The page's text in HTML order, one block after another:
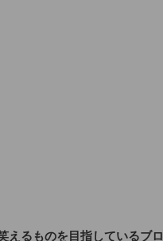
えるものを目指しているブ